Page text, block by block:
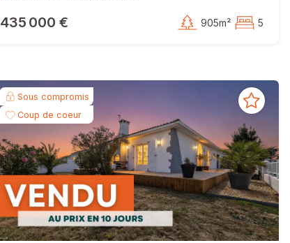
435 000 € 905m² 5
Sous compromis
Coup de coeur